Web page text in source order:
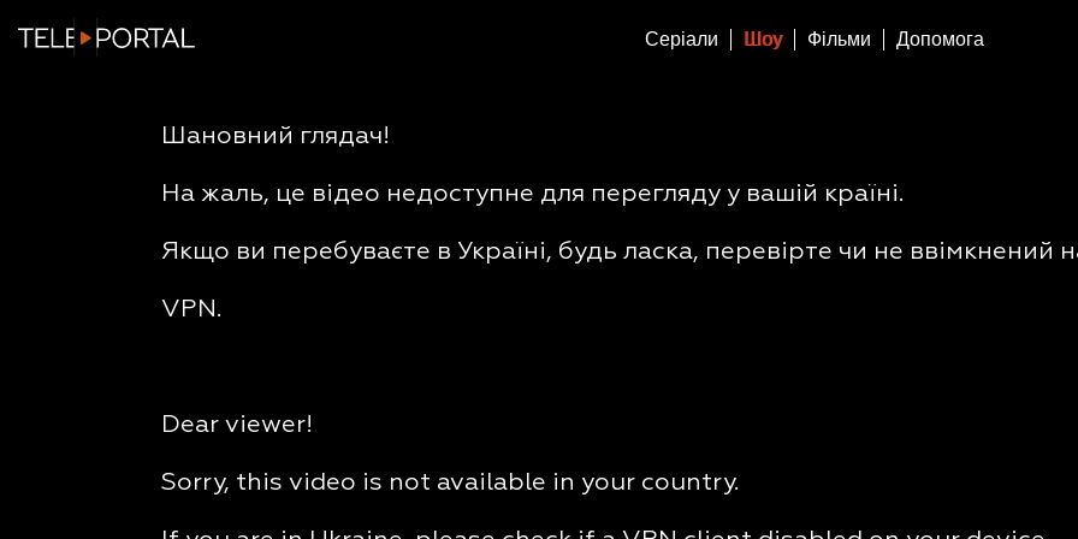
Серіали Шоу Фільми Допомога